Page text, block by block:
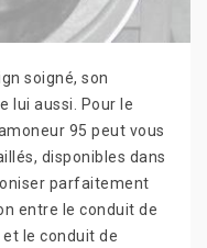
soigné, son
lui aussi. Pour le
95 peut vous
disponibles dans
parfaitement
entre le conduit de
le conduit de